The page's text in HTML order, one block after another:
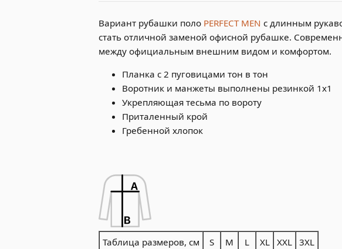
Вариант рубашки поло PERFECT MEN с длинным
стать отличной заменой офисной рубашке.
между официальным внешним видом и комфортом.
Планка с 2 пуговицами тон в тон
Воротник и манжеты выполнены резинкой 1x1
Укрепляющая тесьма по вороту
Приталенный крой
Гребенной хлопок
Таблица размеров, см S M L XL XXL 3XL